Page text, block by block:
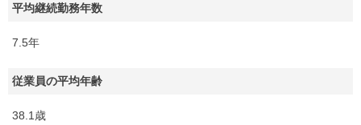
平均継続勤務年数
7.5年
従業員の平均年齢
38.1歳